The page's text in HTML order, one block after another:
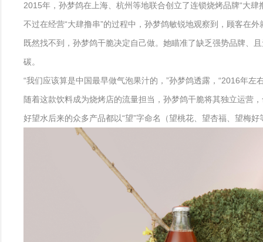
2015年，孙梦鸽在上海、杭州等地联合创立了连锁烧烤品牌“大
不过在经营“大肆撸串”的过程中，孙梦鸽敏锐地观察到，顾客在
既然找不到，孙梦鸽干脆决定自己做。她瞄准了缺乏强势品牌、
碳。
“我们应该算是中国最早做气泡果汁的，”孙梦鸽透露，“2016年
随着这款饮料成为烧烤店的流量担当，孙梦鸽干脆将其独立运营
好望水后来的众多产品都以“望”字命名（望桃花、望杏福、望梅